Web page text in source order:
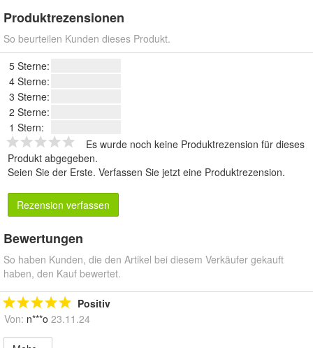
Produktrezensionen
So beurteilen Kunden dieses Produkt.
5 Sterne:
4 Sterne:
3 Sterne:
2 Sterne:
1 Stern:
Es wurde noch keine Produktrezension für dieses
Produkt abgegeben.
Seien Sie der Erste. Verfassen Sie jetzt eine Produktrezension.
Rezension verfassen
Bewertungen
So haben Kunden, die den Artikel bei diesem Verkäufer gekauft
haben, den Kauf bewertet.
Positiv
Von: n***o 23.11.24